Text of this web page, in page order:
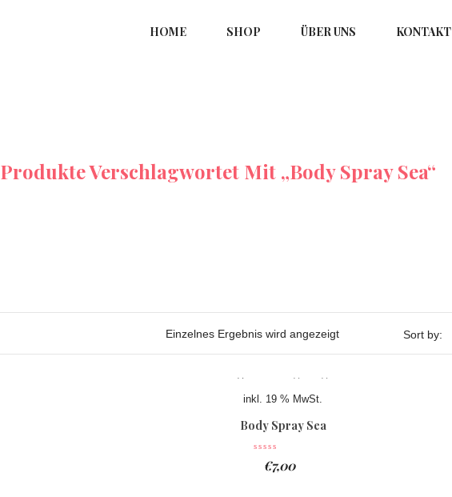
HOME SHOP ÜBER UNS KONTAKT
Produkte Verschlagwortet Mit „Body Spray Sea“
Einzelnes Ergebnis wird angezeigt Sort by:
inkl. 19 % MwSt.
Body Spray Sea
€7,00